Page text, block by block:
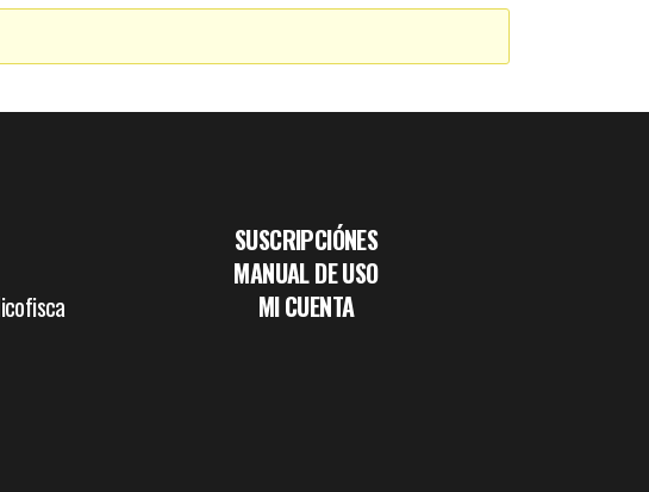
SUSCRIPCIÓNES
MANUAL DE USO
MI CUENTA